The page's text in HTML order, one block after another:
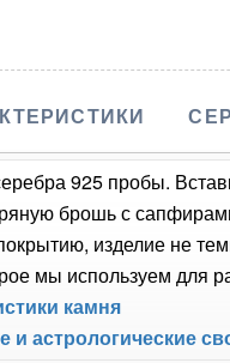
925 пробы.
брошь с
изделие не
мы используем для
камня
и астрологические